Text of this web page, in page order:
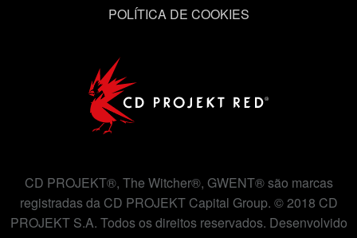
POLÍTICA DE COOKIES
CD PROJEKT®, The Witcher®, GWENT® são marcas
registradas da CD PROJEKT Capital Group. © 2018 CD
PROJEKT S.A. Todos os direitos reservados. Desenvolvido